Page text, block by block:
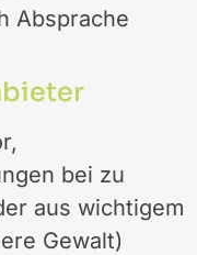
Absprache
bei zu
aus wichtigem
Gewalt)